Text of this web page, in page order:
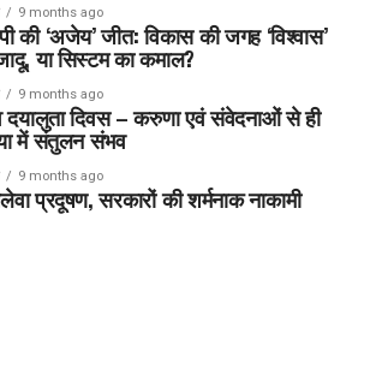
9 months ago
की ‘अजेय’ जीत: विकास की जगह ‘विश्वास’
या सिस्टम का कमाल?
9 months ago
दयालुता दिवस – करुणा एवं संवेदनाओं से ही
में संतुलन संभव
9 months ago
प्रदूषण, सरकारों की शर्मनाक नाकामी